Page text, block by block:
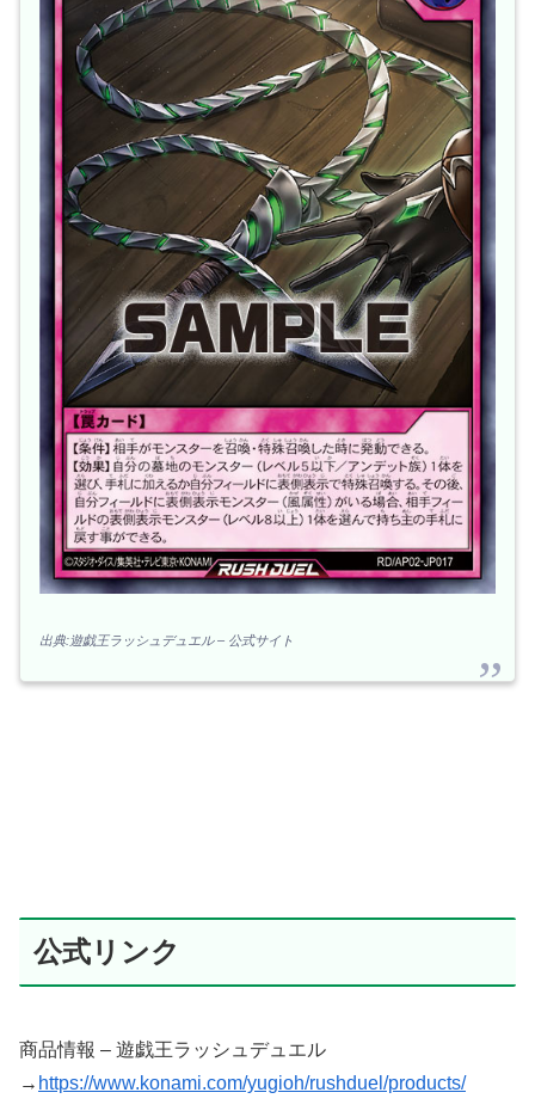
出典:遊戯王ラッシュデュエル – 公式サイト
公式リンク
商品情報 – 遊戯王ラッシュデュエル
→ https://www.konami.com/yugioh/rushduel/products/